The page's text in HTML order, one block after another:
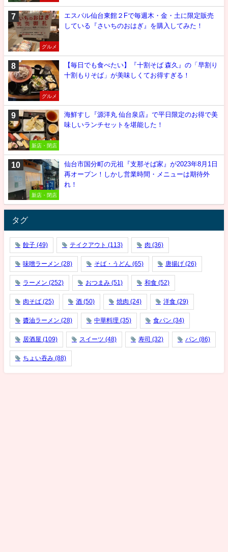
グルメ
エスパル仙台東館２Fで毎週木・金・土に限定販売
している『さいちのおはぎ』を購入してみた！
グルメ
【毎日でも食べたい】『十割そば 森久』の「早割り
十割もりそば」が美味しくてお得すぎる！
新店・閉店
海鮮すし『源洋丸 仙台泉店』で平日限定のお得で美
味しいランチセットを堪能した！
新店・閉店
仙台市国分町の元祖『支那そば家』が2023年8月1日
再オープン！しかし営業時間・メニューは期待外
れ！
タグ
餃子 (49) テイクアウト (113) 肉 (36)
味噌ラーメン (28) そば・うどん (65) 唐揚げ (26)
ラーメン (252) おつまみ (51) 和食 (52)
肉そば (25) 酒 (50) 焼肉 (24) 洋食 (29)
醬油ラーメン (28) 中華料理 (35) 食パン (34)
居酒屋 (109) スイーツ (48) 寿司 (32) パン (86)
ちょい吞み (88)